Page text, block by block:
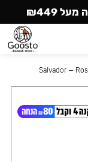
Salvador —
₪449